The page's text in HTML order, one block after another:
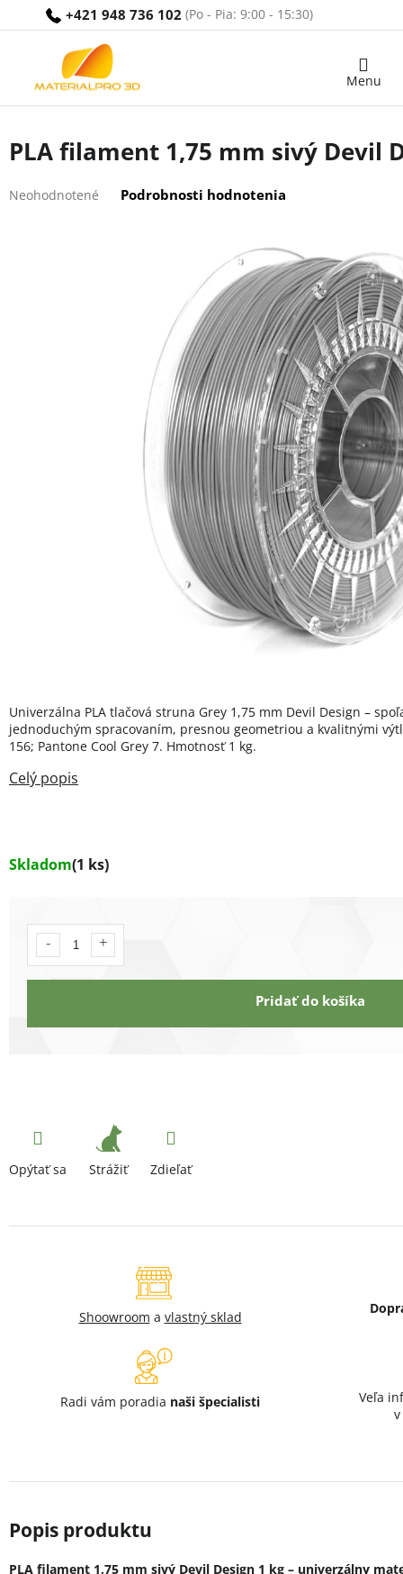
+421 948 736 102
Nákupný
PLA filament 1,75 mm sivý Devil
hodnotenie
Neohodnotené Podrobnosti hodnotenia
Skladom(1 ks)
Pridať do košíka
Univerzálna PLA tlačová struna Grey 1,75 mm Devil Design –
jednoduchým spracovaním, presnou geometriou a kvalitnými
156; Pantone Cool Grey 7. Hmotnosť 1 kg.
Opýtať sa Strážiť Zdieľať
Shoowroom a vlastný sklad
Radi vám poradia naši špecialisti
Veľa
v
PLA filament 1,75 mm sivý Devil Design 1 kg – univerzálny